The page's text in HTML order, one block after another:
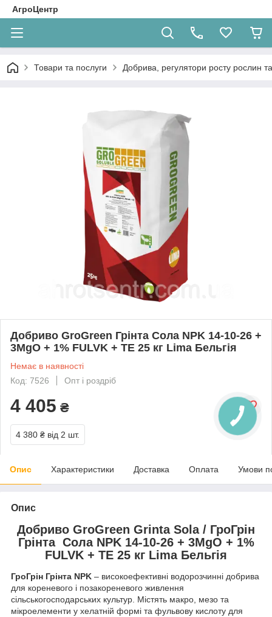
АгроЦентр
Товари та послуги Добрива, регулятори росту рослин
Добриво GroGreen Грінта Сола NPK 14-10-26 +
3MgO + 1% FULVK + TE 25 кг Lima Бельгія
Немає в наявності
Код: 7526
Опт і роздріб
4 405 ₴
4 380 ₴ від 2 шт.
Опис Характеристики Доставка Оплата Умови
Опис
Добриво GroGreen Grinta Sola / ГроГрін
Грінта Сола NPK 14-10-26 + 3MgO + 1%
FULVK + TE 25 кг Lima Бельгія
ГроГрін Грінта NPK – високоефективні водорозчинні добрива
для кореневого і позакореневого живлення
сільськогосподарських культур. Містять макро, мезо та
мікроелементи у хелатній формі та фульвову кислоту для